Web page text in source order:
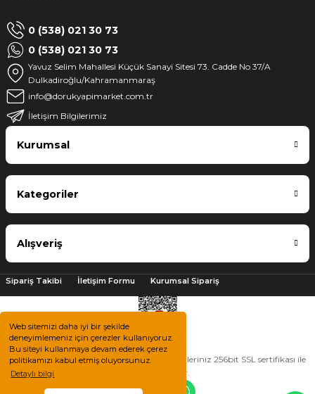
Web sitemizi daha iyi bir şekilde
deneyimlemeniz için çerezler kullanıyoruz.
Bu siteyi kullanmaya devam ederek çerez
politikamızı kabul etmiş oluyorsunuz.
Detaylı bilgi
0 (538) 021 30 73
0 (538) 021 30 73
Yavuz Selim Mahallesi Küçük Sanayi Sitesi 73. Cadde No 37/A
Dulkadiroğlu/Kahramanmaraş
info@dorukyapimarket.com.tr
İletişim Bilgilerimiz
Kurumsal
Kategoriler
Alışveriş
Sipariş Takibi İletişim Formu Kurumsal Sipariş
2025 © Tüm hakları saklıdır. Kredi kartı bilgileriniz 256bit SSL sertifikası ile
korunmaktadır.